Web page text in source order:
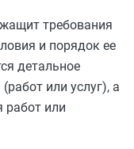
требования
и порядок ее
детальное
или услуг), а
работ или